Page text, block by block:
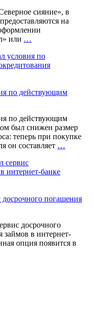
сияние», в
на
или …
по действующим
по действующим
был снижен размер
теперь при покупке
он составляет …
досрочного погашения
досрочного
займов в интернет-
опция появится в